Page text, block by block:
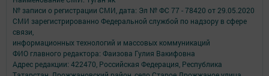
№ записи о регистрации СМИ, дата: Эл № ФС 77 - 78420 от 29.05.2020
СМИ зарегистрированно Федеральной службой по надзору в сфере
связи,
информационных технологий и массовых коммуникаций
ФИО главного редактора: Фаизова Гулия Вакифовна
Адрес редакции: 422470, Российская Федерация, Республика